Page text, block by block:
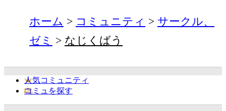
ホーム コミュニティ
サークル、
ゼミ
なじくばう
人気コミュニティ
コミュを探す